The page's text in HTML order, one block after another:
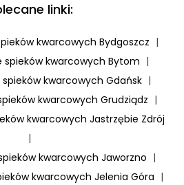
linki:
kwarcowych Bydgoszcz |
spieków kwarcowych Bytom |
kwarcowych Gdańsk |
kwarcowych Grudziądz |
kwarcowych Jastrzębie Zdrój
|
kwarcowych Jaworzno |
kwarcowych Jelenia Góra |